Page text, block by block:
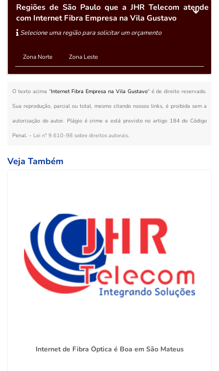
Regiões de São Paulo que a JHR Telecom atende
com Internet Fibra Empresa na Vila Gustavo
Selecione uma região para solicitar um orçamento
Zona Norte Zona Leste
O texto acima "Internet Fibra Empresa na Vila Gustavo" é de direito reservado.
Sua reprodução, parcial ou total, mesmo citando nossos links, é proibida sem a
autorização do autor. Plágio é crime e está previsto no artigo 184 do Código
Penal. – Lei n° 9.610-98 sobre direitos autorais.
Veja Também
Internet de Fibra Óptica é Boa em São Mateus